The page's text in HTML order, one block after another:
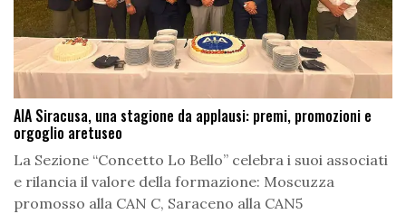
AIA Siracusa, una stagione da applausi: premi, promozioni e
orgoglio aretuseo
La Sezione “Concetto Lo Bello” celebra i suoi associati
e rilancia il valore della formazione: Moscuzza
promosso alla CAN C, Saraceno alla CAN5